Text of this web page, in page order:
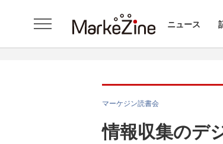
ニュース
マーケジン読書会
情報収集のデ